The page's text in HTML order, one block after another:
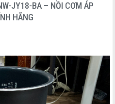
JY18-BA – NỒI CƠM ÁP
HÃNG